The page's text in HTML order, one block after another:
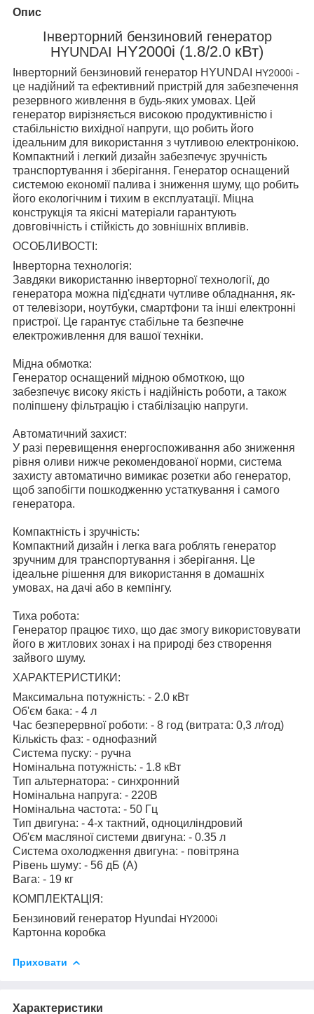
Опис
Інверторний бензиновий генератор
HYUNDAI HY2000i (1.8/2.0 кВт)
Інверторний бензиновий генератор HYUNDAI HY2000i -
це надійний та ефективний пристрій для забезпечення
резервного живлення в будь-яких умовах. Цей
генератор вирізняється високою продуктивністю і
стабільністю вихідної напруги, що робить його
ідеальним для використання з чутливою електронікою.
Компактний і легкий дизайн забезпечує зручність
транспортування і зберігання. Генератор оснащений
системою економії палива і зниження шуму, що робить
його екологічним і тихим в експлуатації. Міцна
конструкція та якісні матеріали гарантують
довговічність і стійкість до зовнішніх впливів.
ОСОБЛИВОСТІ:
Інверторна технологія:
Завдяки використанню інверторної технології, до
генератора можна під'єднати чутливе обладнання, як-
от телевізори, ноутбуки, смартфони та інші електронні
пристрої. Це гарантує стабільне та безпечне
електроживлення для вашої техніки.
Мідна обмотка:
Генератор оснащений мідною обмоткою, що
забезпечує високу якість і надійність роботи, а також
поліпшену фільтрацію і стабілізацію напруги.
Автоматичний захист:
У разі перевищення енергоспоживання або зниження
рівня оливи нижче рекомендованої норми, система
захисту автоматично вимикає розетки або генератор,
щоб запобігти пошкодженню устаткування і самого
генератора.
Компактність і зручність:
Компактний дизайн і легка вага роблять генератор
зручним для транспортування і зберігання. Це
ідеальне рішення для використання в домашніх
умовах, на дачі або в кемпінгу.
Тиха робота:
Генератор працює тихо, що дає змогу використовувати
його в житлових зонах і на природі без створення
зайвого шуму.
ХАРАКТЕРИСТИКИ:
Максимальна потужність: - 2.0 кВт
Об'єм бака: - 4 л
Час безперервної роботи: - 8 год (витрата: 0,3 л/год)
Кількість фаз: - однофазний
Система пуску: - ручна
Номінальна потужність: - 1.8 кВт
Тип альтернатора: - синхронний
Номінальна напруга: - 220В
Номінальна частота: - 50 Гц
Тип двигуна: - 4-х тактний, одноциліндровий
Об'єм масляної системи двигуна: - 0.35 л
Система охолодження двигуна: - повітряна
Рівень шуму: - 56 дБ (А)
Вага: - 19 кг
КОМПЛЕКТАЦІЯ:
Бензиновий генератор Hyundai HY2000i
Картонна коробка
Приховати
Характеристики